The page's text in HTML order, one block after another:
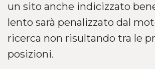
un sito anche indicizzato
lento sarà penalizzato dal
ricerca non risultando tra le
posizioni.